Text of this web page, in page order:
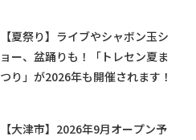
【夏祭り】ライブやシャボン玉シ
ョー、盆踊りも！「トレセン夏ま
つり」が2026年も開催されます！
【大津市】2026年9月オープン予